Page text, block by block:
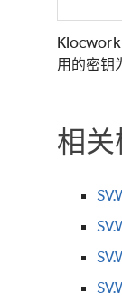
Klocwork
用的密钥
相